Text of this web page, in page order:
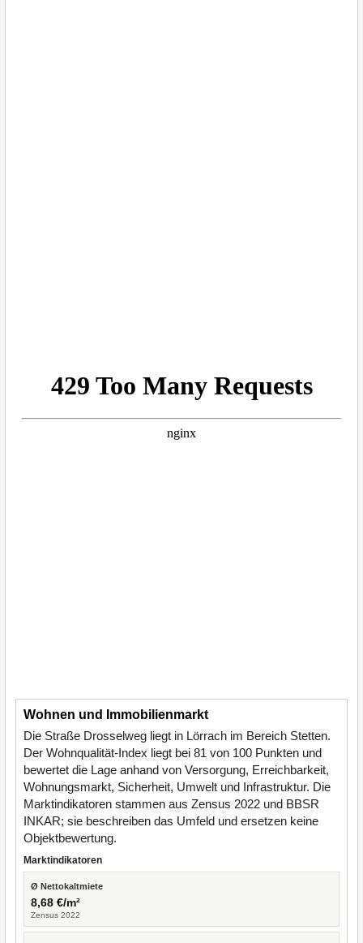
Wohnen und Immobilienmarkt
Die Straße Drosselweg liegt in Lörrach im Bereich Stetten.
Der Wohnqualität-Index liegt bei 81 von 100 Punkten und
bewertet die Lage anhand von Versorgung, Erreichbarkeit,
Wohnungsmarkt, Sicherheit, Umwelt und Infrastruktur. Die
Marktindikatoren stammen aus Zensus 2022 und BBSR
INKAR; sie beschreiben das Umfeld und ersetzen keine
Objektbewertung.
Marktindikatoren
Ø Nettokaltmiete
8,68 €/m²
Zensus 2022